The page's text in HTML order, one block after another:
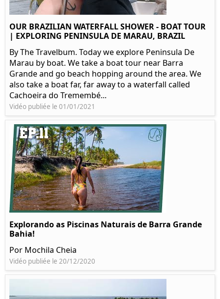
OUR BRAZILIAN WATERFALL SHOWER - BOAT TOUR
| EXPLORING PENINSULA DE MARAU, BRAZIL
By The Travelbum. Today we explore Peninsula De
Marau by boat. We take a boat tour near Barra
Grande and go beach hopping around the area. We
also take a boat far, far away to a waterfall called
Cachoeira do Tremembé...
Vidéo publiée le 01/01/2021
Explorando as Piscinas Naturais de Barra Grande
Bahia!
Por Mochila Cheia
Vidéo publiée le 20/12/2020